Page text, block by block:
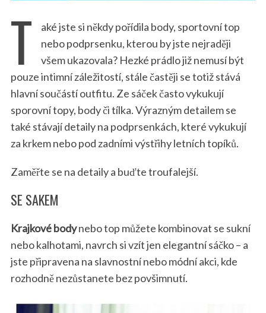
T
aké jste si někdy pořídila body, sportovní top
nebo podprsenku, kterou by jste nejraději
všem ukazovala? Hezké prádlo již nemusí být
pouze intimní záležitostí, stále častěji se totiž stává
hlavní součástí outfitu. Ze sáček často vykukují
sporovní topy, body či tílka. Výrazným detailem se
také stávají detaily na podprsenkách, které vykukují
za krkem nebo pod zadními výstřihy letních topíků.
Zaměřte se na detaily a buďte troufalejší.
SE SAKEM
Krajkové bodynebo top můžete kombinovat se sukní
nebo kalhotami, navrch si vzít jen elegantní sáčko – a
jste připravena na slavnostní nebo módní akci, kde
rozhodně nezůstanete bez povšimnutí.